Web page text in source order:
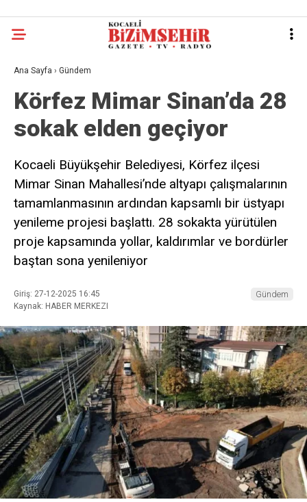
Ana Sayfa › Gündem
Körfez Mimar Sinan’da 28
sokak elden geçiyor
Kocaeli Büyükşehir Belediyesi, Körfez ilçesi
Mimar Sinan Mahallesi’nde altyapı çalışmalarının
tamamlanmasının ardından kapsamlı bir üstyapı
yenileme projesi başlattı. 28 sokakta yürütülen
proje kapsamında yollar, kaldırımlar ve bordürler
baştan sona yenileniyor
Giriş: 27-12-2025 16:45
Kaynak: HABER MERKEZI
Gündem